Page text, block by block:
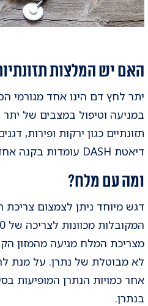
האם יש המלצות
במניעה וטיפול במצבים של
תזונתיים כגון ירקות ופירות,
דיאטת DASH עומדות בקנה אחד עם התזונה הים תיכונית.
ומה עם מלח?
דגש מיוחד ניתן לצמצום צריכת
מצריכת המלח מגיעה מהמזון
לא מבוטלת של נתרן. על מנת
בנתרן.